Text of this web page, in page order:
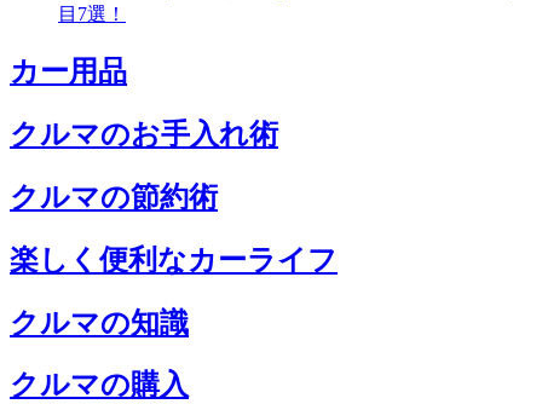
目7選！
カー用品
クルマのお手入れ術
クルマの節約術
楽しく便利なカーライフ
クルマの知識
クルマの購入